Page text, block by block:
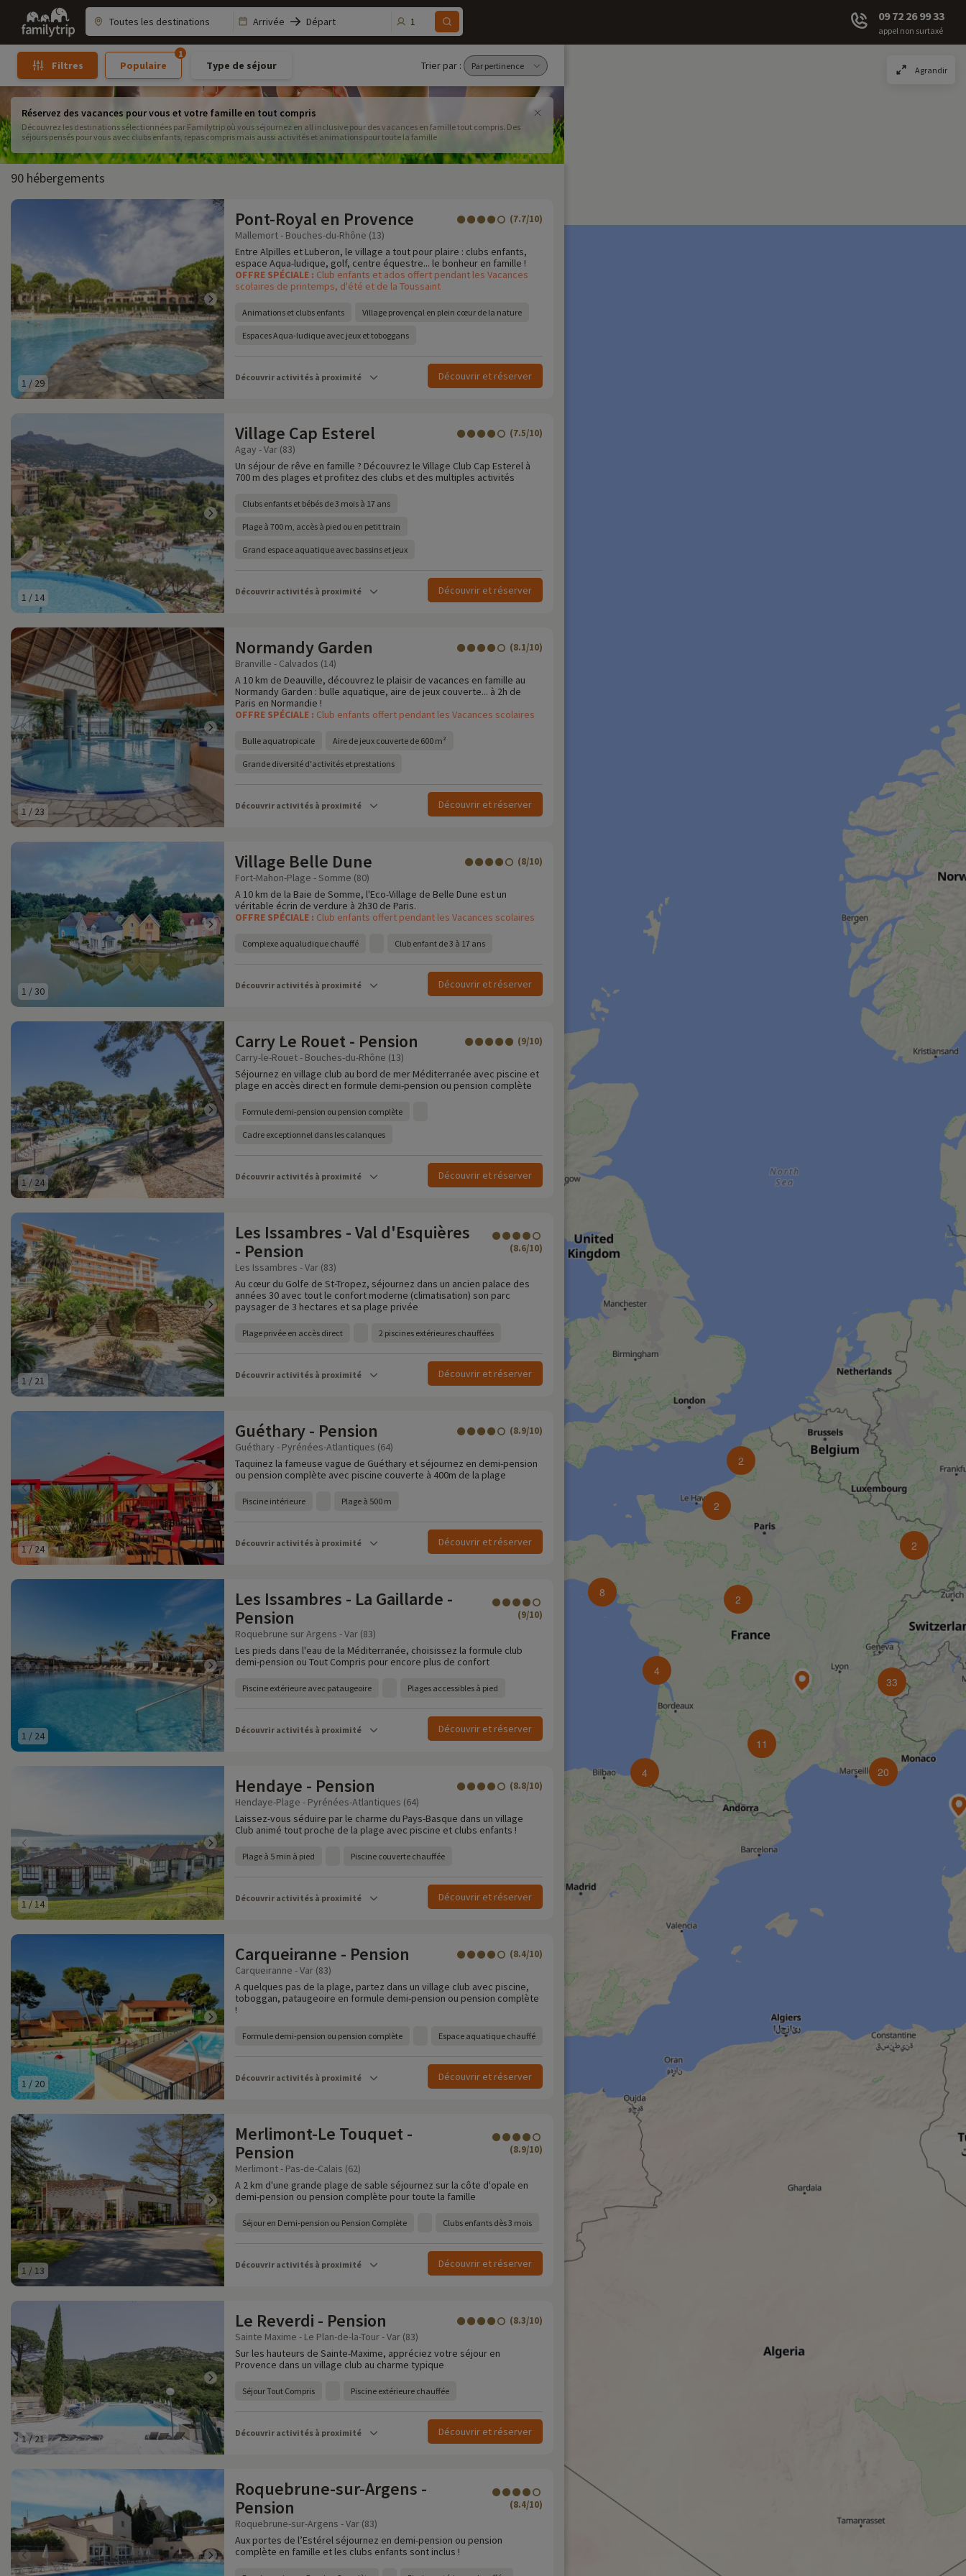
Family
trip
Arrivée Départ 1 09 72 26 99 33
appel non surtaxé
Filtres Populaire
1
Type de séjour Trier par :
Réservez des vacances pour vous et votre famille en tout compris
Découvrez les destinations sélectionnées par Familytrip où vous séjournez en all inclusive pour des vacances en famille tout compris. Des
séjours pensés pour vous avec clubs enfants, repas compris mais aussi activités et animations pour toute la famille
90 hébergements
1 / 29
Pont-Royal en Provence (7.7/10)
Mallemort - Bouches-du-Rhône (13)
Entre Alpilles et Luberon, le village a tout pour plaire : clubs enfants,
espace Aqua-ludique, golf, centre équestre... le bonheur en famille !
OFFRE SPÉCIALE : Club enfants et ados offert pendant les Vacances
scolaires de printemps, d'été et de la Toussaint
Animations et clubs enfants Village provençal en plein cœur de la nature
Espaces Aqua-ludique avec jeux et toboggans
Découvrir activités à proximité Découvrir et réserver
1 /14
Village Cap Esterel (7.5/10)
Agay - Var (83)
Un séjour de rêve en famille ? Découvrez le Village Club Cap Esterel à
700 m des plages et profitez des clubs et des multiples activités
Clubs enfants et bébés de 3 mois à 17 ans
Plage à 700 m, accès à pied ou en petit train
Grand espace aquatique avec bassins et jeux
Découvrir activités à proximité Découvrir et réserver
1 / 23
Normandy Garden (8.1/10)
Branville - Calvados (14)
A 10 km de Deauville, découvrez le plaisir de vacances en famille au
Normandy Garden : bulle aquatique, aire de jeux couverte... à 2h de
Paris en Normandie !
OFFRE SPÉCIALE : Club enfants offert pendant les Vacances scolaires
Bulle aquatropicale Aire de jeux couverte de 600 m²
Grande diversité d'activités et prestations
Découvrir activités à proximité Découvrir et réserver
1 /30
Village Belle Dune (8/10)
Fort-Mahon-Plage - Somme (80)
A 10 km de la Baie de Somme, l'Eco-Village de Belle Dune est un
véritable écrin de verdure à 2h30 de Paris.
OFFRE SPÉCIALE : Club enfants offert pendant les Vacances scolaires
Complexe aqualudique chauffé Club enfant de 3 à 17 ans
Découvrir activités à proximité Découvrir et réserver
1 / 24
Carry Le Rouet - Pension (9/10)
Carry-le-Rouet - Bouches-du-Rhône (13)
Séjournez en village club au bord de mer Méditerranée avec piscine et
plage en accès direct en formule demi-pension ou pension complète
Formule demi-pension ou pension complète
Cadre exceptionnel dans les calanques
Découvrir activités à proximité Découvrir et réserver
1 / 21
Les Issambres - Val d'Esquières
- Pension
(8.6/10)
Les Issambres - Var (83)
Au cœur du Golfe de St-Tropez, séjournez dans un ancien palace des
années 30 avec tout le confort moderne (climatisation) son parc
paysager de 3 hectares et sa plage privée
Plage privée en accès direct 2 piscines extérieures chauffées
Découvrir activités à proximité Découvrir et réserver
1/24
Guéthary - Pension (8.9/10)
Guéthary - Pyrénées-Atlantiques (64)
Taquinez la fameuse vague de Guéthary et séjournez en demi-pension
ou pension complète avec piscine couverte à 400m de la plage
Piscine intérieure Plage à 500 m
Découvrir activités à proximité Découvrir et réserver
1 / 24
Les Issambres - La Gaillarde -
Pension
(9/10)
Roquebrune sur Argens - Var (83)
Les pieds dans l'eau de la Méditerranée, choisissez la formule club
demi-pension ou Tout Compris pour encore plus de confort
Piscine extérieure avec pataugeoire Plages accessibles à pied
Découvrir activités à proximité Découvrir et réserver
1 /14
Hendaye - Pension (8.8/10)
Hendaye-Plage - Pyrénées-Atlantiques (64)
Laissez-vous séduire par le charme du Pays-Basque dans un village
Club animé tout proche de la plage avec piscine et clubs enfants !
Plage à 5 min à pied Piscine couverte chauffée
Découvrir activités à proximité Découvrir et réserver
1 / 20
Carqueiranne - Pension (8.4/10)
Carqueiranne - Var (83)
A quelques pas de la plage, partez dans un village club avec piscine,
toboggan, pataugeoire en formule demi-pension ou pension complète
!
Formule demi-pension ou pension complète Espace aquatique chauffé
Découvrir activités à proximité Découvrir et réserver
1 / 13
Merlimont-Le Touquet -
Pension
(8.9/10)
Merlimont - Pas-de-Calais (62)
A 2 km d'une grande plage de sable séjournez sur la côte d'opale en
demi-pension ou pension complète pour toute la famille
Séjour en Demi-pension ou Pension Complète Clubs enfants dès 3 mois
Découvrir activités à proximité Découvrir et réserver
1/21
Le Reverdi - Pension (8.3/10)
Sainte Maxime - Le Plan-de-la-Tour - Var (83)
Sur les hauteurs de Sainte-Maxime, appréciez votre séjour en
Provence dans un village club au charme typique
Séjour Tout Compris Piscine extérieure chauffée
Découvrir activités à proximité Découvrir et réserver
Roquebrune-sur-Argens -
Pension
(8.4/10)
Roquebrune-sur-Argens - Var (83)
Aux portes de l’Estérel séjournez en demi-pension ou pension
complète en famille et les clubs enfants sont inclus !
Agrandir
20
2
2
4
33
2
11
2
4
8